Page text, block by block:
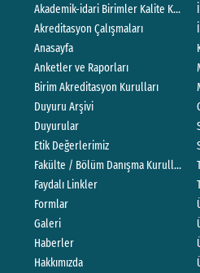
Akademik-idari Birimler Kalite
Akreditasyon Çalışmaları
Anasayfa
Anketler ve Raporları
Birim Akreditasyon Kurulları
Duyuru Arşivi
Duyurular
Etik Değerlerimiz
Fakülte / Bölüm Danışma Kurulları
Faydalı Linkler
Formlar
Galeri
Haberler
Hakkımızda